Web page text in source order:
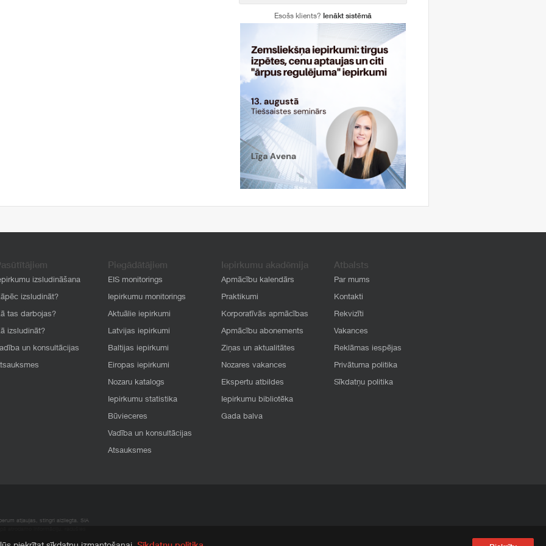
Esošs klients? Ienākt sistēmā
izsludināšana
izsludināt?
tas darbojas?
izsludināt?
un konsultācijas
Piegādātājiem
EIS monitorings
Iepirkumu monitorings
Aktuālie iepirkumi
Latvijas iepirkumi
Baltijas iepirkumi
Eiropas iepirkumi
Nozaru katalogs
Iepirkumu statistika
Būvieceres
Vadība un konsultācijas
Atsauksmes
Iepirkumu akadēmija
Apmācību kalendārs
Praktikumi
Korporatīvās apmācības
Apmācību abonements
Ziņas un aktualitātes
Nozares vakances
Ekspertu atbildes
Iepirkumu bibliotēka
Gada balva
Atbalsts
Par mums
Kontakti
Rekvizīti
Vakances
Reklāmas iespējas
Privātuma politika
Sīkdatņu politika
atļaujas, stingri aizliegta. SIA